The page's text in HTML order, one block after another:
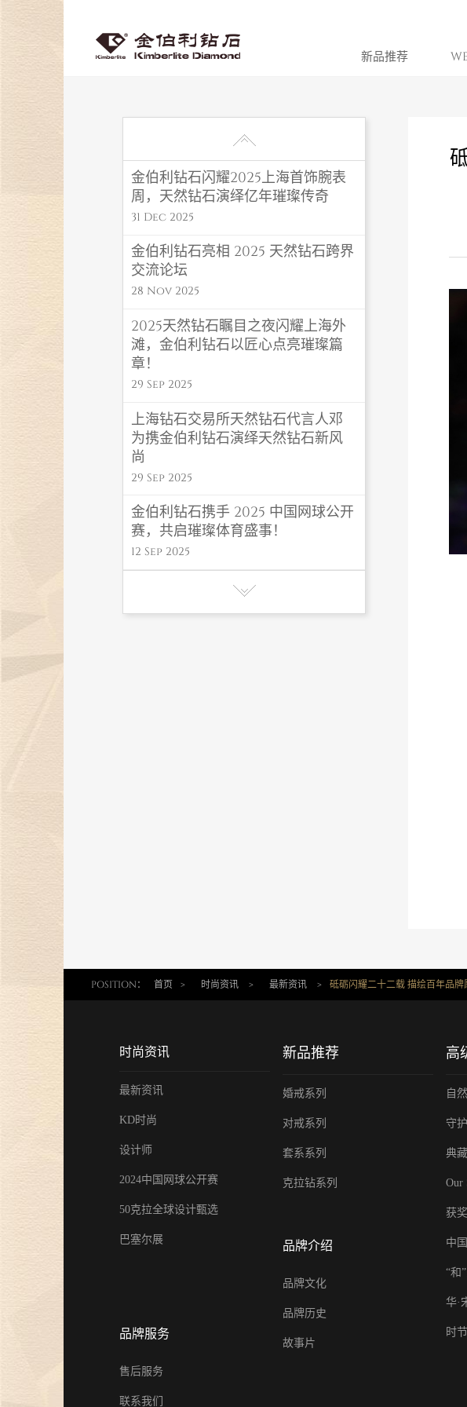
新品推荐
金伯利钻石闪耀2025上海首饰腕表
周，天然钻石演绎亿年璀璨传奇
31 Dec 2025
金伯利钻石亮相 2025 天然钻石跨界
交流论坛
28 Nov 2025
2025天然钻石瞩目之夜闪耀上海外
滩，金伯利钻石以匠心点亮璀璨篇
章！
29 Sep 2025
上海钻石交易所天然钻石代言人邓
为携金伯利钻石演绎天然钻石新风
尚
29 Sep 2025
金伯利钻石携手 2025 中国网球公开
赛，共启璀璨体育盛事！
12 Sep 2025
金伯利钻石 “福禄” 系列闪耀高考毕
2024-2025年度盛典圆满落幕
14 Feb 2025
17 Jan 2025
金伯利钻石闪耀2024上海首饰设计
02 Jan 2025
金伯利钻石优雅呈现「宝石珐琅」
系列，引领金致主义新风尚
12 Dec 2024
金伯利钻石盛世霓裳高级珠宝亮相
璀璨初秋，邂逅香江 | 金伯利钻石亮
相香港珠宝首饰展览会
POSITION： 首页 > 时尚资讯 > 最新资讯 > 砥砺闪耀二十二载 描绘百年品
时尚资讯
最新资讯
KD时尚
设计师
2024中国网球公开赛
50克拉全球设计甄选
巴塞尔展
品牌服务
售后服务
联系我们
新品推荐
婚戒系列
对戒系列
套系系列
克拉钻系列
品牌介绍
品牌文化
品牌历史
故事片
高
自
守护
典
Our
获
中
“和
华·
时